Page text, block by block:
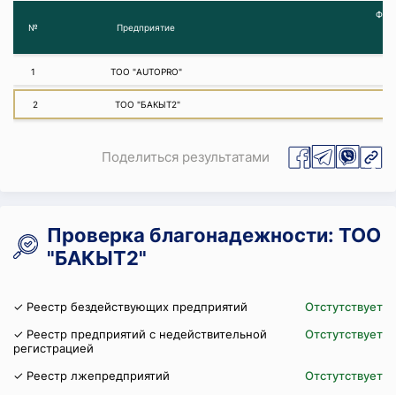
№ Предприятие
1 ТОО "AUTOPRO"
2 ТОО "БАКЫТ2"
Поделиться результатами
Проверка благонадежности: ТОО
"БАКЫТ2"
✓ Реестр бездействующих предприятий
Отстутствует
✓ Реестр предприятий с недействительной
регистрацией
Отстутствует
✓ Реестр лжепредприятий
Отстутствует